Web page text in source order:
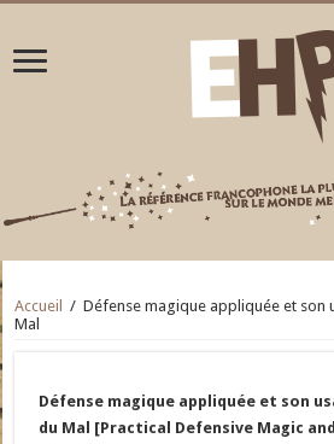
Accueil / Défense magique appliquée et son
Mal
Défense magique appliquée et son
du Mal [Practical Defensive Magic